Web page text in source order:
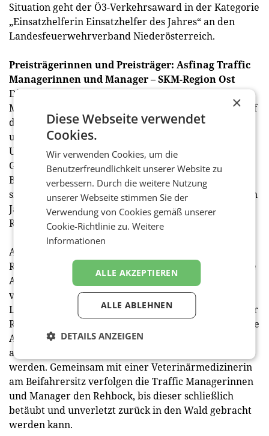
Situation geht der Ö3-Verkehrsaward in der Kategorie
„Einsatzhelferin Einsatzhelfer des Jahres“ an den
Landesfeuerwehrverband Niederösterreich.
Preisträgerinnen und Preisträger: Asfinag Traffic
Managerinnen und Manager – SKM-Region Ost
Die Herausforderungen der Asfinag Traffic
Managerinnen und Manager, die rund um die Uhr auf
den Autobahnen und Schnellstraßen in Österreich
unterwegs sind, sind äußerst vielfältig: Es gilt
Unfallstellen abzusichern, Erste Hilfe zu leisten und
Gegenstände von den Fahrbahnen zu entfernen.
Besonders gefährliche Situationen entstehen, wenn
sich Tiere auf die Fahrbahn verirren. Allein im letzten
Jahr war die Asfinag 226-mal im Einsatz, um etwa
Rehe, Schwäne, Füchse oder Hunde zu retten.
Am Vormittag des 20. August 2021 hat sich ein
Rehbock auf die Südosttangente – die meistbefahrene
Autobahn Österreichs – im Bereich Hansonkurve
verirrt. Der Rehbock ist am Grünstreifen zwischen
Lärmschutzwand und Autobahn unterwegs. Sollte der
Rehbock auf die Fahrbahn laufen, bedeutet das für die
Autofahrerinnen und Autofahrer sowie das Tier
allergrößte Gefahr. Die Autobahn muss gesperrt
werden. Gemeinsam mit einer Veterinärmedizinerin
am Beifahrersitz verfolgen die Traffic Managerinnen
und Manager den Rehbock, bis dieser schließlich
betäubt und unverletzt zurück in den Wald gebracht
werden kann.
×
Diese Webseite verwendet
Cookies.
Wir verwenden Cookies, um die
Benutzerfreundlichkeit unserer Website zu
verbessern. Durch die weitere Nutzung
unserer Webseite stimmen Sie der
Verwendung von Cookies gemäß unserer
Cookie-Richtlinie zu.Weitere
Informationen
ALLE AKZEPTIEREN
ALLE ABLEHNEN
DETAILS ANZEIGEN